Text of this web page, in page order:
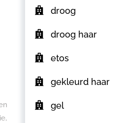
droog
droog haar
etos
gekleurd haar
gel